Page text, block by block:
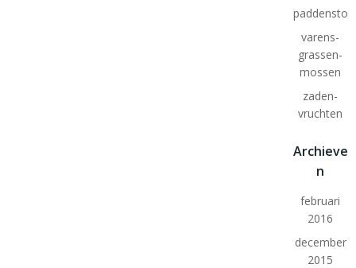
varens-
grassen-
mossen
zaden-
vruchten
Archieve
n
februari
2016
december
2015